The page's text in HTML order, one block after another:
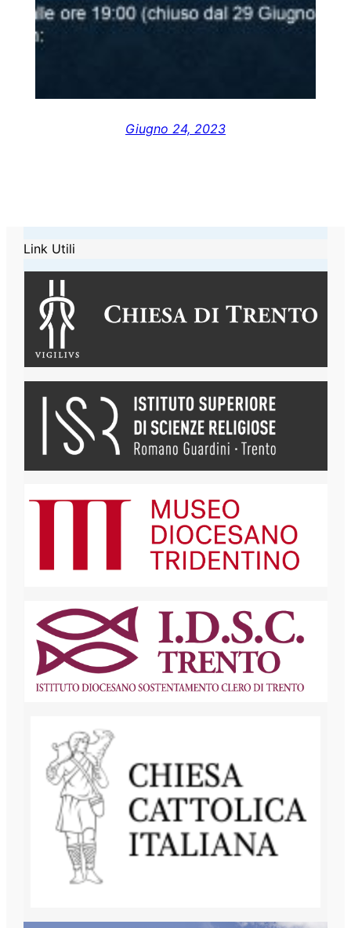
Giugno 24, 2023
Link Utili